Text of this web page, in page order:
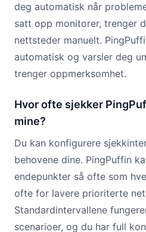
deg automatisk når
satt opp monitorer, trenger
nettsteder manuelt.
automatisk og varsler deg
trenger oppmerksomhet.
Hvor ofte sjekker
mine?
Du kan konfigurere
behovene dine. PingPuffin
endepunkter så ofte som
ofte for lavere prioriterte
Standardintervallene
scenarioer, og du har full